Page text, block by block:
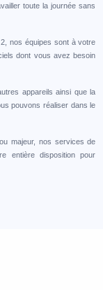
toute la journée sans
2, nos équipes sont à votre
dont vous avez besoin
appareils ainsi que la
pouvons réaliser dans le
majeur, nos services de
entière disposition pour